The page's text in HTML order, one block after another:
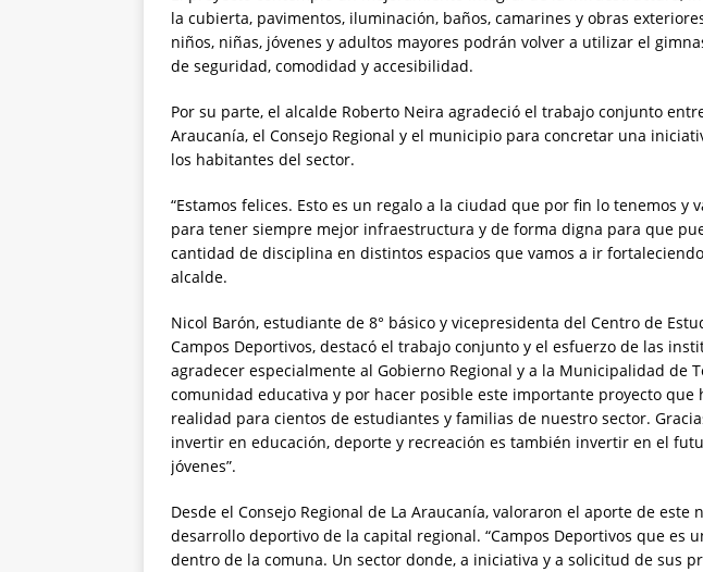
la cubierta, pavimentos, iluminación, baños, camarines y obras
niños, niñas, jóvenes y adultos mayores podrán volver a utilizar el
de seguridad, comodidad y accesibilidad.
Por su parte, el alcalde Roberto Neira agradeció el trabajo conjunto
Araucanía, el Consejo Regional y el municipio para concretar una
los habitantes del sector.
“Estamos felices. Esto es un regalo a la ciudad que por fin lo tenemos y
para tener siempre mejor infraestructura y de forma digna para que
cantidad de disciplina en distintos espacios que vamos a ir
alcalde.
Nicol Barón, estudiante de 8° básico y vicepresidenta del Centro de
Campos Deportivos, destacó el trabajo conjunto y el esfuerzo de las
agradecer especialmente al Gobierno Regional y a la Municipalidad de
comunidad educativa y por hacer posible este importante proyecto que
realidad para cientos de estudiantes y familias de nuestro sector.
invertir en educación, deporte y recreación es también invertir en el
jóvenes”.
Desde el Consejo Regional de La Araucanía, valoraron el aporte de este
desarrollo deportivo de la capital regional. “Campos Deportivos que es
dentro de la comuna. Un sector donde, a iniciativa y a solicitud de sus